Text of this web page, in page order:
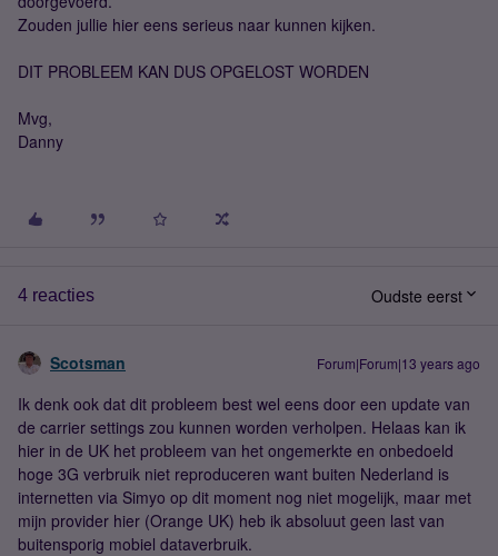
Zouden jullie hier eens serieus naar kunnen kijken.
DIT PROBLEEM KAN DUS OPGELOST WORDEN
Mvg,
Danny
4 reacties Oudste eerst
Scotsman Forum|Forum|13 years ago
Ik denk ook dat dit probleem best wel eens door een update van
de carrier settings zou kunnen worden verholpen. Helaas kan ik
hier in de UK het probleem van het ongemerkte en onbedoeld
hoge 3G verbruik niet reproduceren want buiten Nederland is
internetten via Simyo op dit moment nog niet mogelijk, maar met
mijn provider hier (Orange UK) heb ik absoluut geen last van
buitensporig mobiel dataverbruik.